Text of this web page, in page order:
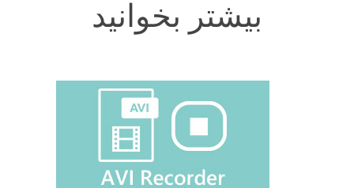
بیشتر بخوانید